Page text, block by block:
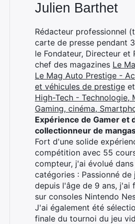
Julien Barthet
Rédacteur professionnel
carte de presse pendant
le Fondateur, Directeur et
chef des magazines Le
Le Mag Auto Prestige -
et véhicules de prestige et
High-Tech - Technologie,
Gaming, cinéma,
Expérience de Gamer et
collectionneur de
Fort d'une solide
compétition avec 55
compteur, j'ai évolué
catégories : Passionné de
depuis l'âge de 9 ans, j'ai
sur consoles Nintendo
J'ai également été
finale du tournoi du jeu
Rechercher
: